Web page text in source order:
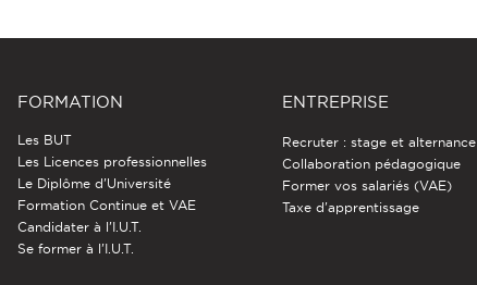
FORMATION
Les BUT
Les Licences professionnelles
Le Diplôme d'Université
Formation Continue et VAE
Candidater à l'I.U.T.
Se former à l'I.U.T.
ENTREPRISE
Recruter : stage et alternance
Collaboration pédagogique
Former vos salariés (VAE)
Taxe d'apprentissage